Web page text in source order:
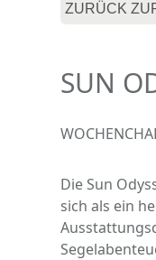
ZURÜCK
SUN
Die Sun
sich als ein